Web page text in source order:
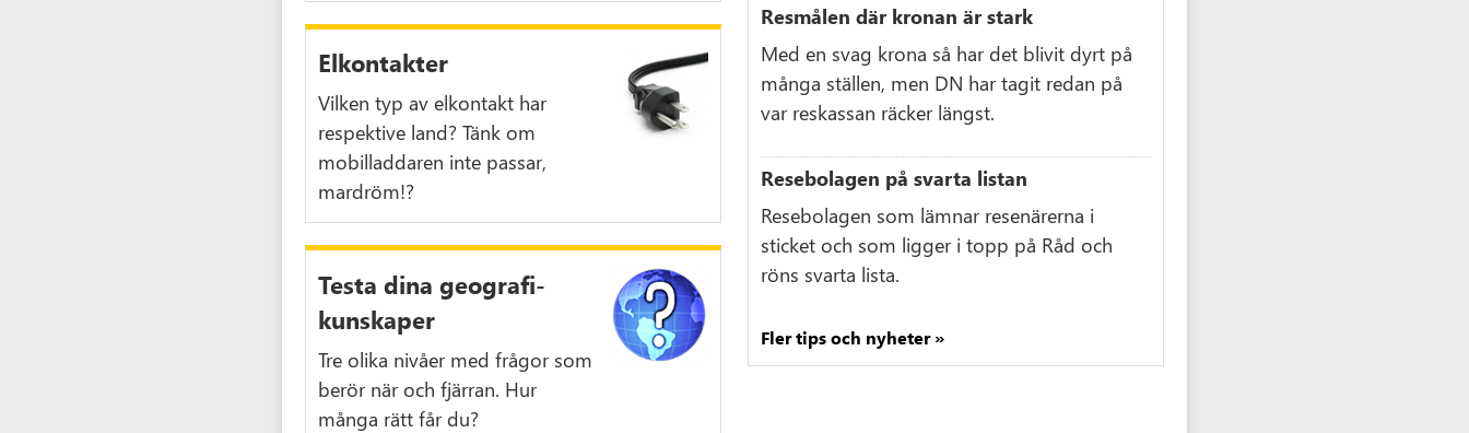
Elkontakter
Vilken typ av elkontakt har
respektive land? Tänk om
mobilladdaren inte passar,
mardröm!?
Testa dina geografi-
kunskaper
Tre olika nivåer med frågor som
berör när och fjärran. Hur
många rätt får du?
Resmålen där kronan är stark
Med en svag krona så har det blivit dyrt på
många ställen, men DN har tagit redan på
var reskassan räcker längst.
Resebolagen på svarta listan
Resebolagen som lämnar resenärerna i
sticket och som ligger i topp på Råd och
röns svarta lista.
Fler tips och nyheter »